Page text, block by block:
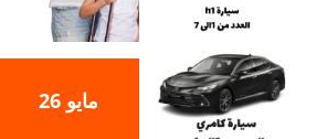
مايو 2025-
26
2025-